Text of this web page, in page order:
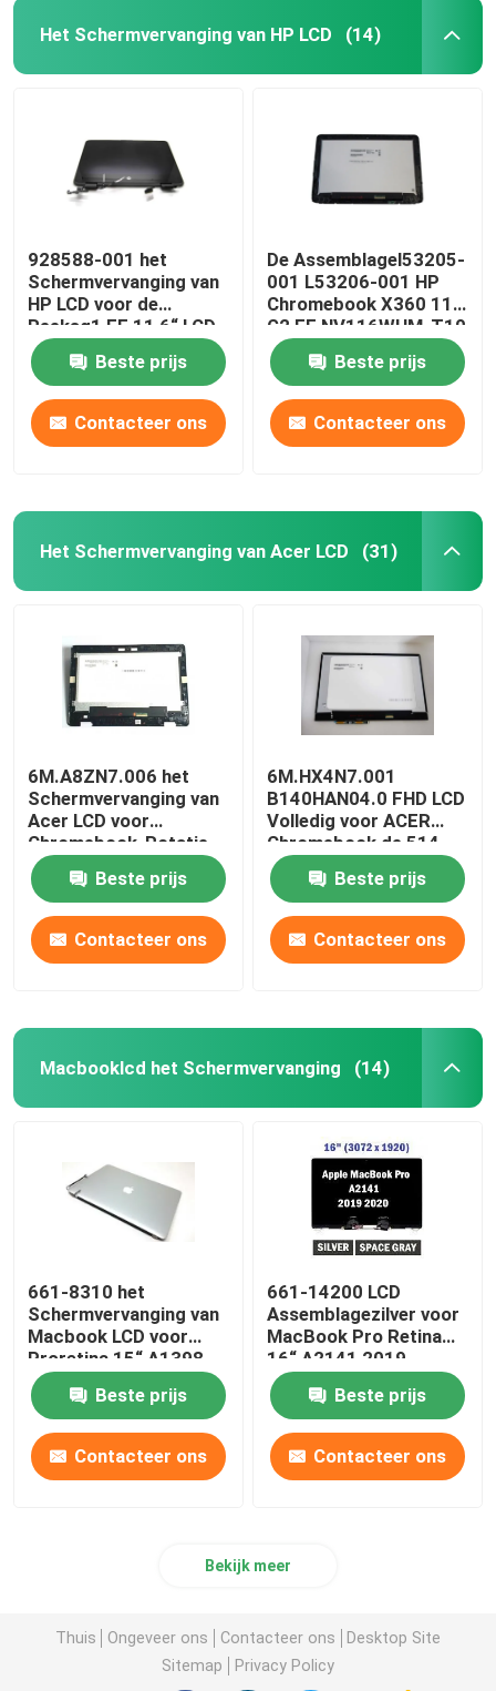
Het Schermvervanging van HP LCD (14)
928588-001 het
Schermvervanging van
HP LCD voor de
Reeksg1 EE 11,6“ LCD
Comité van
Chromebook X360 11-
VE
Beste prijs
Contacteer ons
De Assemblagel53205-
001 L53206-001 HP
Chromebook X360 11
G2 EE NV116WHM-T10
LCD W/Frame Raad van
HP LCD Beste prijs
Contacteer ons
Het Schermvervanging van Acer LCD (31)
6M.A8ZN7.006 het
Schermvervanging van
Acer LCD voor
Chromebook-Rotatie
511 R753T 11,6 Duim
Beste prijs
Contacteer ons
6M.HX4N7.001
B140HAN04.0 FHD LCD
Volledig voor ACER
Chromebook de 514
cp514-1h-r4hq-V.S.
Beste prijs
Contacteer ons
Macbooklcd het Schermvervanging (14)
661-8310 het
Schermvervanging van
Macbook LCD voor
Proretina 15“ A1398
eind 2013-2014 van
Apple
Beste prijs
Contacteer ons
661-14200 LCD
Assemblagezilver voor
MacBook Pro Retina
16“ A2141 2019
EMC3347
Beste prijs
Contacteer ons
Bekijk meer
Thuis Ongeveer ons Contacteer ons
Desktop Site
Sitemap
Privacy Policy